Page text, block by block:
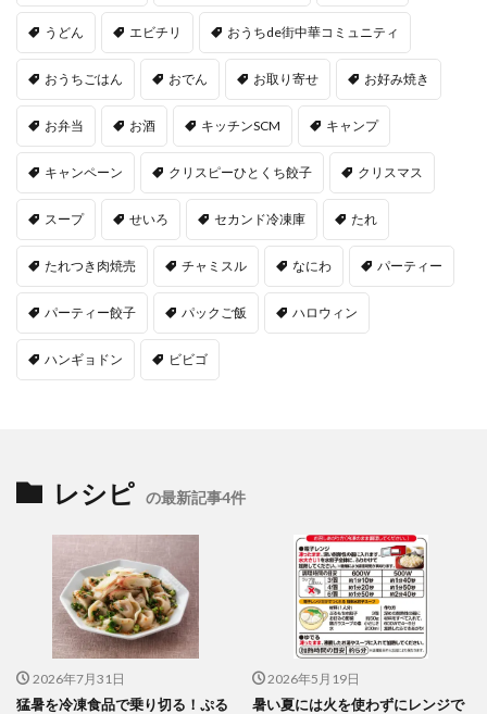
うどん エビチリ おうちde街中華コミュニティ
おうちごはん おでん お取り寄せ お好み焼き
お弁当 お酒 キッチンSCM キャンプ
キャンペーン クリスピーひとくち餃子 クリスマス
スープ せいろ セカンド冷凍庫 たれ
たれつき肉焼売 チャミスル なにわ パーティー
パーティー餃子 パックご飯 ハロウィン
ハンギョドン ビビゴ
レシピ の最新記事4件
2026年7月31日
猛暑を冷凍食品で乗り切る！ぷる
2026年5月19日
暑い夏には火を使わずにレンジで